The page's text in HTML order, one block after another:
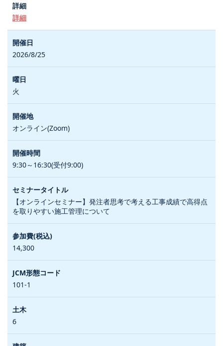
詳細
2026/8/25
火
オンライン(Zoom)
9:30～16:30(受付9:00)
【オンラインセミナー】発注者思考で考える工事成績で高得点
を取りやすい施工管理について
14,300
101-1
6